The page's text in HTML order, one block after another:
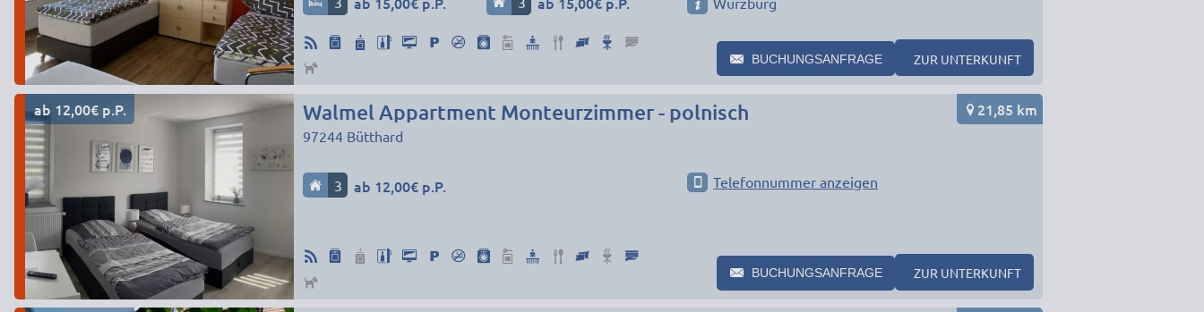
BUCHUNGSANFRAGE ZUR UNTERKUNFT
ab 12,00€ p.P. Walmel Appartment Monteurzimmer - polnisch
97244 Bütthard
21,85 km
3 ab 12,00€ p.P. Telefonnummer anzeigen
BUCHUNGSANFRAGE ZUR UNTERKUNFT